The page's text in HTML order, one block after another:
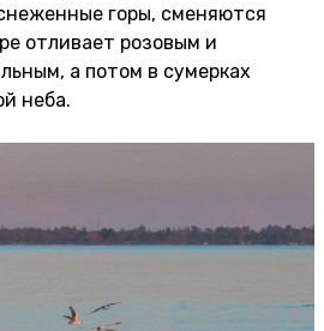
горы, сменяются
отливает розовым и
а потом в сумерках
неба.